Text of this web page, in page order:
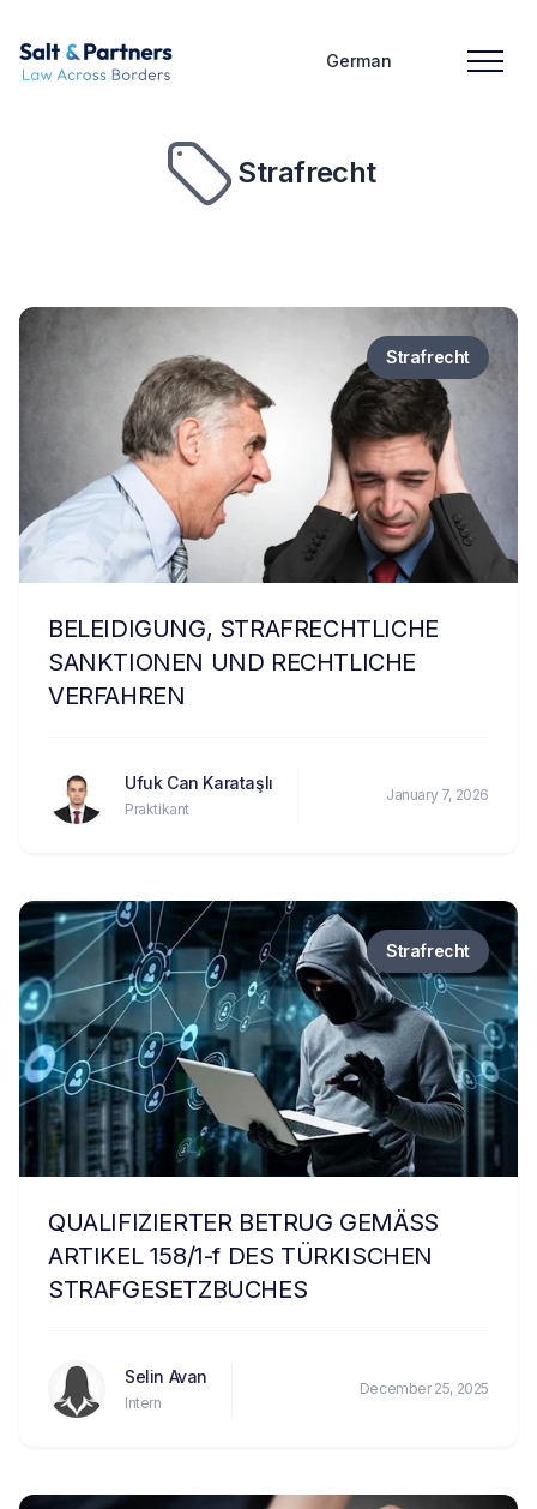
German
Strafrecht
Strafrecht
BELEIDIGUNG, STRAFRECHTLICHE
SANKTIONEN UND RECHTLICHE
VERFAHREN
Ufuk Can Karataşlı
Praktikant
January 7, 2026
Strafrecht
QUALIFIZIERTER BETRUG GEMÄSS
ARTIKEL 158/1-f DES TÜRKISCHEN
STRAFGESETZBUCHES
Selin Avan
Intern
December 25, 2025